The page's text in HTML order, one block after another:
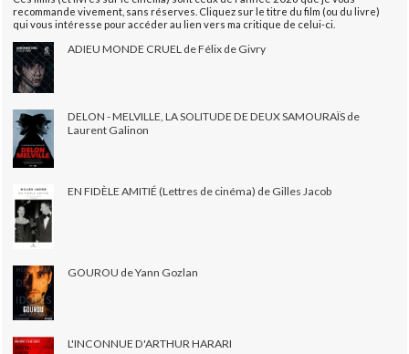
recommande vivement, sans réserves. Cliquez sur le titre du film (ou du livre)
qui vous intéresse pour accéder au lien vers ma critique de celui-ci.
ADIEU MONDE CRUEL de Félix de Givry
DELON - MELVILLE, LA SOLITUDE DE DEUX SAMOURAÏS de
Laurent Galinon
EN FIDÈLE AMITIÉ (Lettres de cinéma) de Gilles Jacob
GOUROU de Yann Gozlan
L'INCONNUE D'ARTHUR HARARI